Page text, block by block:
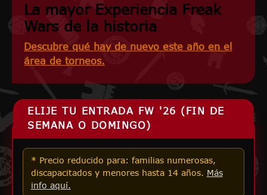
La mayor Experiencia Freak
Wars de la historia
Descubre qué hay de nuevo este año en el
área de torneos.
ELIJE TU ENTRADA FW '26 (FIN DE
SEMANA O DOMINGO)
* Precio reducido para: familias numerosas,
discapacitados y menores hasta 14 años. Más
info aquí.